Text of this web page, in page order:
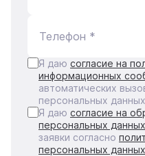
Телефон *
Я даю согласие на
информационных
автоматических
персональных
Я даю согласие на
персональных данных
заявки согласно
персональных данных